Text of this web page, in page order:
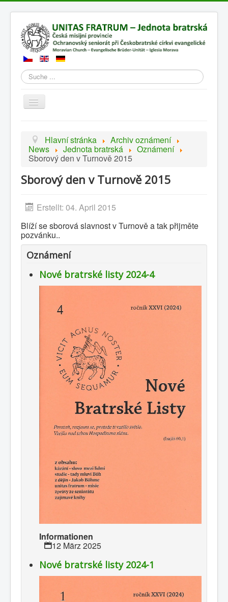
Suchen
Přepnout
navigaci
1 2345
Geschichte
Kontakte
Gemeinden
Hlavní stránka Archiv oznámení
News Jednota bratrská Oznámení
Sborový den v Turnově 2015
Sborový den v Turnově 2015
Erstellt: 04. April 2015
Blíží se sborová slavnost v Turnově a tak přijměte
pozvánku..
Oznámení
Nové bratrské listy 2024-4
Informationen
12 März 2025
Nové bratrské listy 2024-1